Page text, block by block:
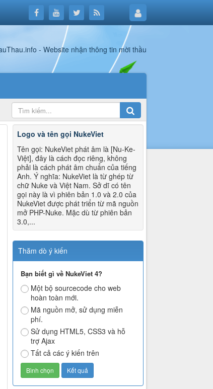
Logo và tên gọi NukeViet
Tên gọi: NukeViet phát âm là [Nu-Ke-
Việt], đây là cách đọc riêng, không
phải là cách phát âm chuẩn của tiếng
Anh. Ý nghĩa: NukeViet là từ ghép từ
chữ Nuke và Việt Nam. Sở dĩ có tên
gọi này là vì phiên bản 1.0 và 2.0 của
NukeViet được phát triển từ mã nguồn
mở PHP-Nuke. Mặc dù từ phiên bản
3.0,...
Thăm dò ý kiến
Bạn biết gì về NukeViet 4?
Một bộ sourcecode cho web
hoàn toàn mới.
Mã nguồn mở, sử dụng miễn
phí.
Sử dụng HTML5, CSS3 và hỗ
trợ Ajax
Tất cả các ý kiến trên